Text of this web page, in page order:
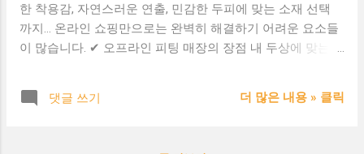
한 착용감, 자연스러운 연출, 민감한 두피에 맞는 소재 선택
까지… 온라인 쇼핑만으로는 완벽히 해결하기 어려운 요소들
이 많습니다. ✔ 오프라인 피팅 매장의 장점 내 두상에 맞는
의 촉감, 무게, 착용감을 비교하고 결정할 수 있음 탈모 부위
댓글 쓰기 더 많은 내용 » 클릭